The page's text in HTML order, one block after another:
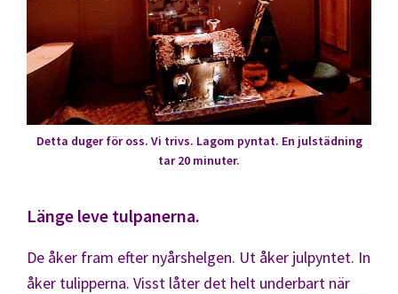
Detta duger för oss. Vi trivs. Lagom pyntat. En julstädning
tar 20 minuter.
Länge leve tulpanerna.
De åker fram efter nyårshelgen. Ut åker julpyntet. In
åker tulipperna. Visst låter det helt underbart när